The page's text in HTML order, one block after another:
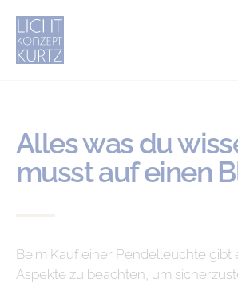
Alles was du
musst auf einen
Beim Kauf einer Pendelleuchte gibt
Aspekte zu beachten, um